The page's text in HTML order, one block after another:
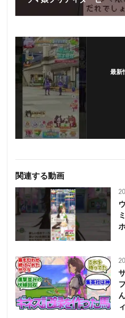
最新
関連する動画